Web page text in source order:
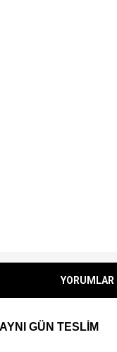
YORUMLAR
GÜN TESLİM